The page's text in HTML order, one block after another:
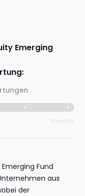
Emerging
Fund
aus
der